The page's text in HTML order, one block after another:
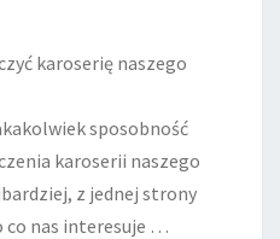
karoserię naszego
sposobność
karoserii naszego
z jednej strony
co nas interesuje …